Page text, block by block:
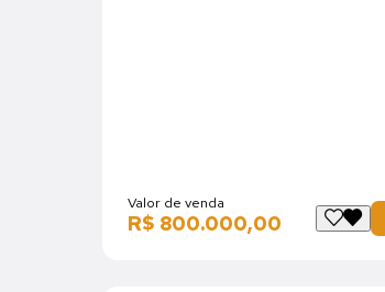
Valor de venda
R$ 800.000,00